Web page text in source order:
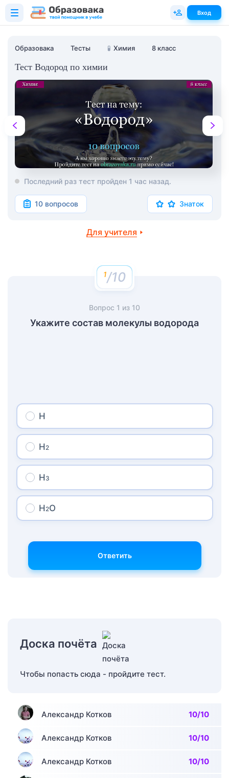
Образовака Тесты 🧪 Химия 8 класс
Тест Водород по химии
Последний раз тест пройден 1 час назад.
10 вопросов Знаток
Для учителя
/10
Вопрос 1 из 10
Укажите состав молекулы водорода
Н
Н2
Н3
Н2О
Ответить
Доска почёта
Чтобы попасть сюда - пройдите тест.
Александр Котков 10/10
Александр Котков 10/10
Александр Котков 10/10
Вход